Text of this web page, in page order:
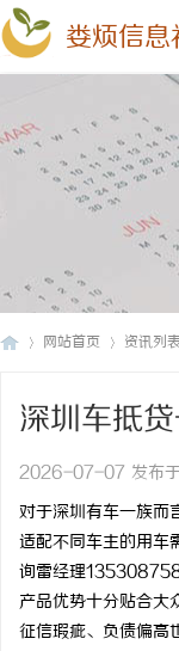
娄烦信息
网站首页 资讯列
深圳车抵
2026-07-07 发布于
对于深圳有车一族而
适配不同车主的用车
询雷经理
产品优势十分贴合大
征信瑕疵、负债偏高